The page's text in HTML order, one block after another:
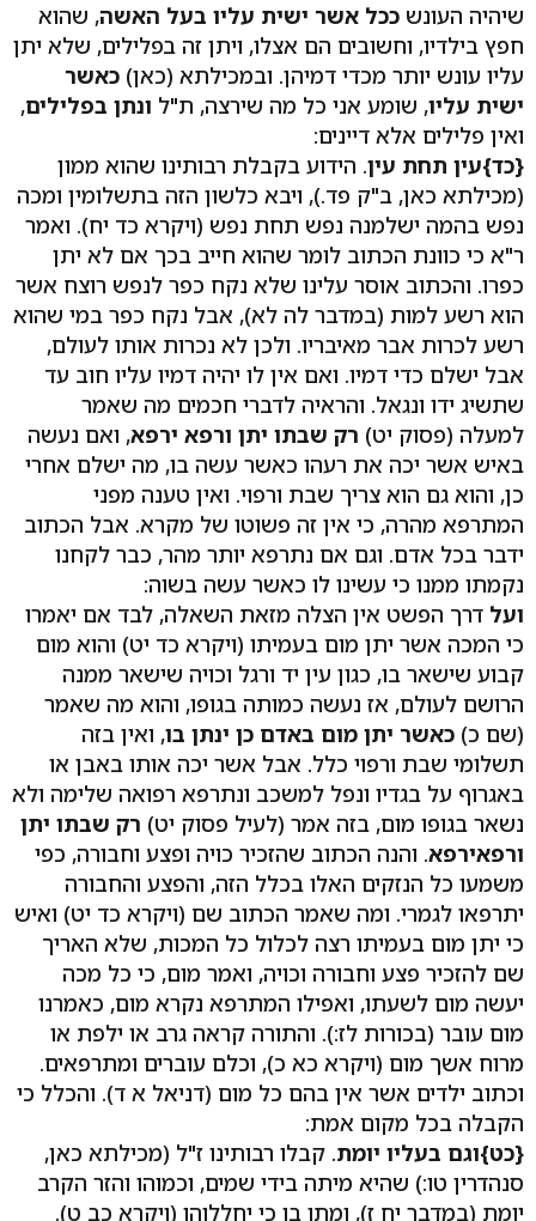
שיהיה העונש ככל אשר ישית עליו בעל האשה, שהוא
חפץ בילדיו, וחשובים הם אצלו, ויתן זה בפלילים, שלא יתן
עליו עונש יותר מכדי דמיהן. ובמכילתא (כאן) כאשר
ישית עליו, שומע אני כל מה שירצה, ת"ל ונתן בפלילים,
ואין פלילים אלא דיינים:
{כד}עין תחת עין. הידוע בקבלת רבותינו שהוא ממון
(מכילתא כאן, ב"ק פד.), ויבא כלשון הזה בתשלומין ומכה
נפש בהמה ישלמנה נפש תחת נפש (ויקרא כד יח). ואמר
ר"א כי כוונת הכתוב לומר שהוא חייב בכך אם לא יתן
כפרו. והכתוב אוסר עלינו שלא נקח כפר לנפש רוצח אשר
הוא רשע למות (במדבר לה לא), אבל נקח כפר במי שהוא
רשע לכרות אבר מאיבריו. ולכן לא נכרות אותו לעולם,
אבל ישלם כדי דמיו. ואם אין לו יהיה דמיו עליו חוב עד
שתשיג ידו ונגאל. והראיה לדברי חכמים מה שאמר
למעלה (פסוק יט) רק שבתו יתן ורפא ירפא, ואם נעשה
באיש אשר יכה את רעהו כאשר עשה בו, מה ישלם אחרי
כן, והוא גם הוא צריך שבת ורפוי. ואין טענה מפני
המתרפא מהרה, כי אין זה פשוטו של מקרא. אבל הכתוב
ידבר בכל אדם. וגם אם נתרפא יותר מהר, כבר לקחנו
נקמתו ממנו כי עשינו לו כאשר עשה בשוה:
ועל דרך הפשט אין הצלה מזאת השאלה, לבד אם יאמרו
כי המכה אשר יתן מום בעמיתו (ויקרא כד יט) והוא מום
קבוע שישאר בו, כגון עין יד ורגל וכויה שישאר ממנה
הרושם לעולם, אז נעשה כמותה בגופו, והוא מה שאמר
(שם כ) כאשר יתן מום באדם כן ינתן בו, ואין בזה
תשלומי שבת ורפוי כלל. אבל אשר יכה אותו באבן או
באגרוף על בגדיו ונפל למשכב ונתרפא רפואה שלימה ולא
נשאר בגופו מום, בזה אמר (לעיל פסוק יט) רק שבתו יתן
ורפאירפא. והנה הכתוב שהזכיר כויה ופצע וחבורה, כפי
משמעו כל הנזקים האלו בכלל הזה, והפצע והחבורה
יתרפאו לגמרי. ומה שאמר הכתוב שם (ויקרא כד יט) ואיש
כי יתן מום בעמיתו רצה לכלול כל המכות, שלא האריך
שם להזכיר פצע וחבורה וכויה, ואמר מום, כי כל מכה
יעשה מום לשעתו, ואפילו המתרפא נקרא מום, כאמרנו
מום עובר (בכורות לז:). והתורה קראה גרב או ילפת או
מרוח אשך מום (ויקרא כא כ), וכלם עוברים ומתרפאים.
וכתוב ילדים אשר אין בהם כל מום (דניאל א ד). והכלל כי
הקבלה בכל מקום אמת:
{כט}וגם בעליו יומת. קבלו רבותינו ז"ל (מכילתא כאן,
סנהדרין טו:) שהיא מיתה בידי שמים, וכמוהו והזר הקרב
יומת (במדבר יח ז), ומתו בו כי יחללוהו (ויקרא כב ט).